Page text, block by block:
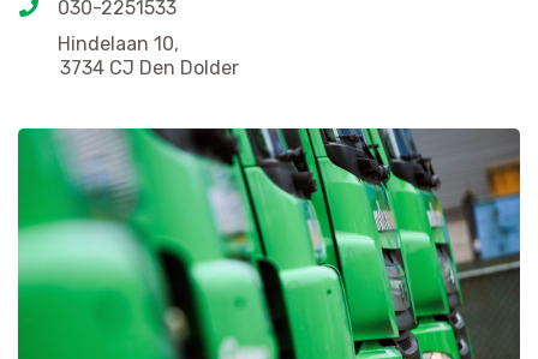
030-2251533
Hindelaan 10,
3734 CJ Den Dolder